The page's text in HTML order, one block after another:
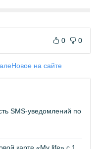
0 0
Новое на сайте
SMS-уведомлений по